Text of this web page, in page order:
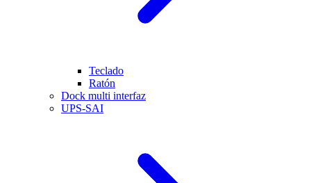
Teclado
Ratón
Dock multi interfaz
UPS-SAI